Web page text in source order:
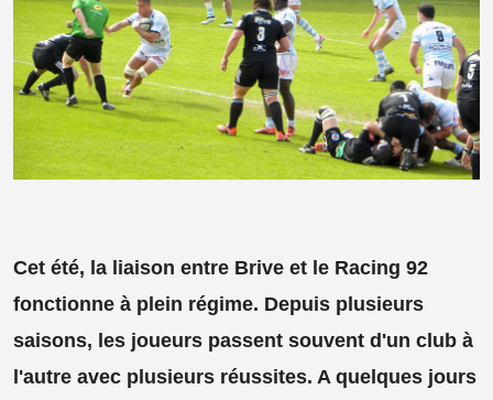
Cet été, la liaison entre Brive et le Racing 92
fonctionne à plein régime. Depuis plusieurs
saisons, les joueurs passent souvent d'un club à
l'autre avec plusieurs réussites. A quelques jours